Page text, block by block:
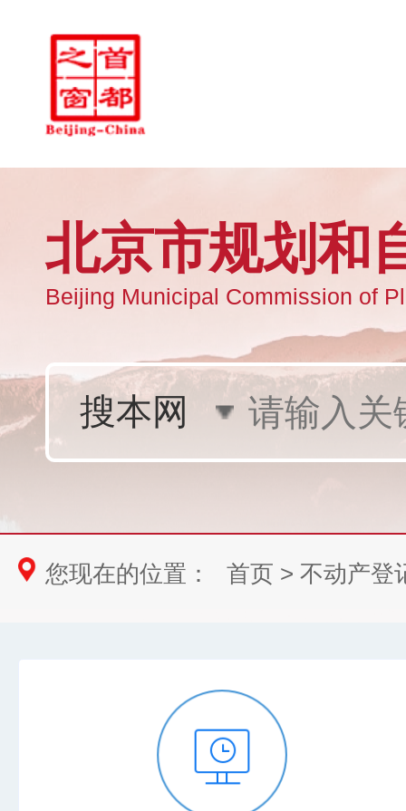
您现在的位置： 首页 > 不动产登